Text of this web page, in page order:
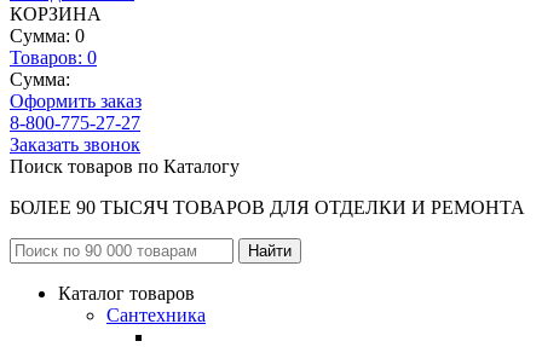
КОРЗИНА
Сумма: 0
Товаров: 0
Сумма:
Оформить заказ
8-800-775-27-27
Заказать звонок
Поиск товаров по Каталогу
БОЛЕЕ 90 ТЫСЯЧ ТОВАРОВ ДЛЯ ОТДЕЛКИ И РЕМОНТА
Каталог товаров
Сантехника